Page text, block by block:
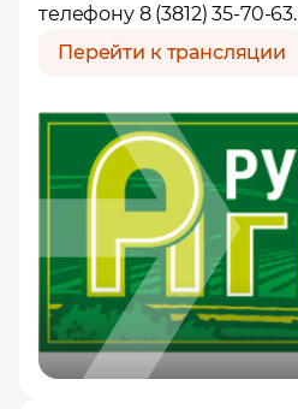
телефону 8 (3812) 35-70-63.
Перейти к трансляции